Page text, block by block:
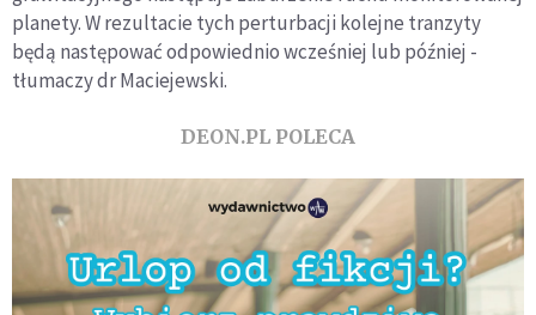
planety. W rezultacie tych perturbacji kolejne tranzyty
będą następować odpowiednio wcześniej lub później -
tłumaczy dr Maciejewski.
DEON.PL POLECA